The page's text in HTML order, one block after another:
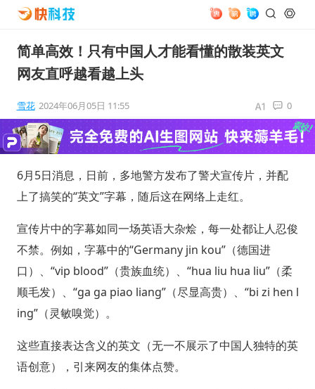
简单高效！只有中国人才能看懂的散装英文
网友直呼越看越上头
雪花 2024年06月05日 11:55 0
6月5日消息，日前，多地警方发布了警犬宣传片，并配
上了搞笑的“英文”字幕，随后这在网络上走红。
宣传片中的字幕如同一场英语大杂烩，每一处都让人忍俊
不禁。例如，字幕中的“Germany jin kou”（德国进
口）、“vip blood”（贵族血统）、“hua liu hua liu”（柔
顺毛发）、“ga ga piao liang”（尽显高贵）、“bi zi hen l
ing”（灵敏嗅觉）。
这些直接表达含义的英文（无一不展示了中国人独特的英
语创意），引来网友的集体点赞。